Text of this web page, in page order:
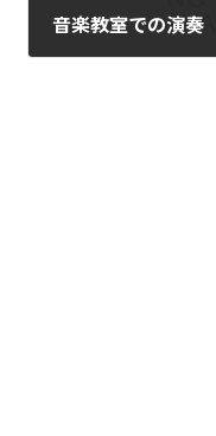
音楽教室での演奏